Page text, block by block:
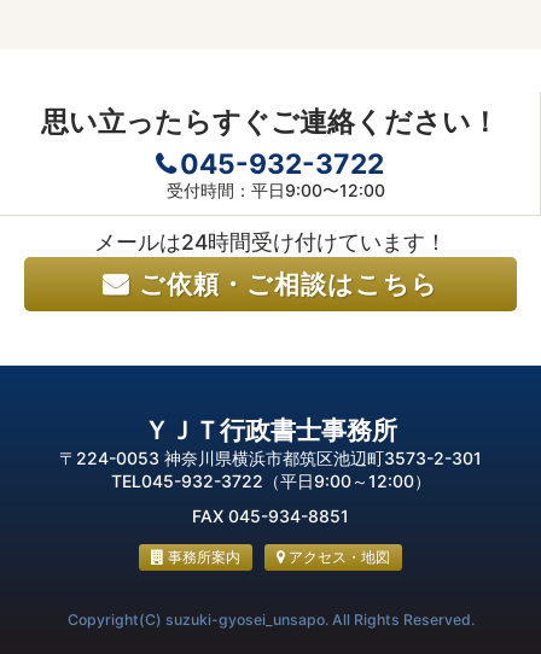
思い立ったらすぐご連絡ください！
045-932-3722
受付時間：平日9:00〜12:00
メールは24時間受け付けています！
ご依頼・ご相談はこちら
ＹＪＴ行政書士事務所
〒224-0053 神奈川県横浜市都筑区池辺町3573-2-301
TEL045-932-3722（平日9:00～12:00）
FAX 045-934-8851
事務所案内 アクセス・地図
Copyright(C) suzuki-gyosei_unsapo. All Rights Reserved.